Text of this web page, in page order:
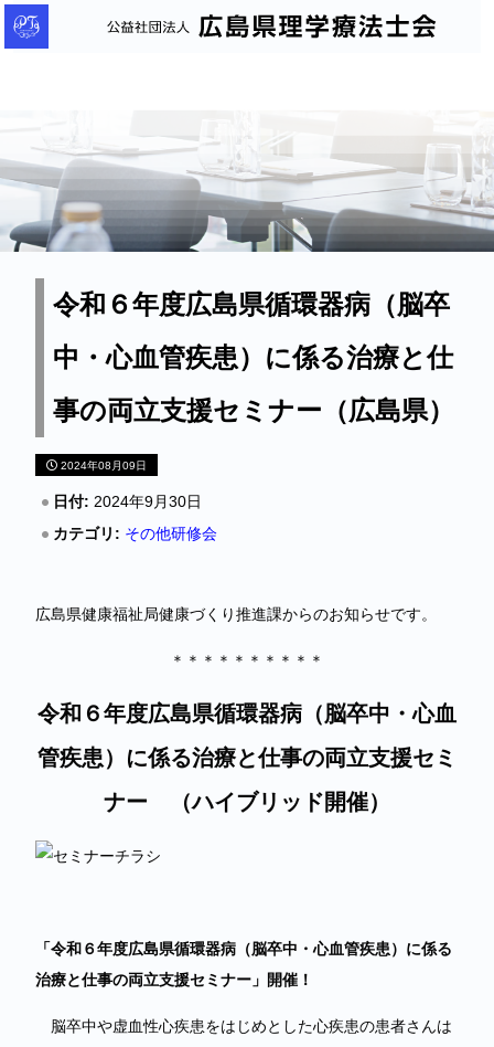
公
益
人
島
令和６年度広島県循環器病（脳卒
中・心血管疾患）に係る治療と仕
事の両立支援セミナー（広島県）
2024年08月09日
日付: 2024年9月30日
カテゴリ: その他研修会
広島県健康福祉局健康づくり推進課からのお知らせです。
＊＊＊＊＊＊＊＊＊＊
令和６年度広島県循環器病（脳卒中・心血
管疾患）に係る治療と仕事の両立支援セミ
ナー （ハイブリッド開催）
「令和６年度広島県循環器病（脳卒中・心血管疾患）に係る
治療と仕事の両立支援セミナー​ 」開催！
脳卒中や虚血性心疾患をはじめとした心疾患の患者さんは